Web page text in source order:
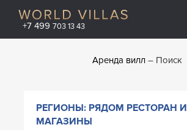
+7 499 703 13 43
Аренда вилл Поиск
РЕГИОНЫ: РЯДОМ РЕСТОРАН И
МАГАЗИНЫ